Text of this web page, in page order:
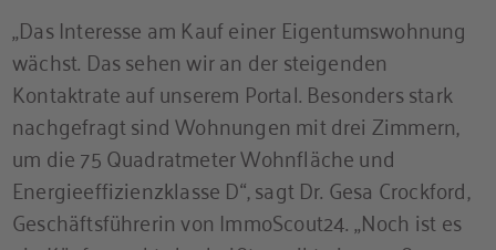
„Das Interesse am Kauf einer Eigentumswohnung
wächst. Das sehen wir an der steigenden
Kontaktrate auf unserem Portal. Besonders stark
nachgefragt sind Wohnungen mit drei Zimmern,
um die 75 Quadratmeter Wohnfläche und
Energieeffizienzklasse D“, sagt Dr. Gesa Crockford,
Geschäftsführerin von ImmoScout24. „Noch ist es